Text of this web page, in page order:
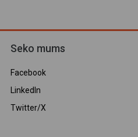
Seko mums
Facebook
LinkedIn
Twitter/X